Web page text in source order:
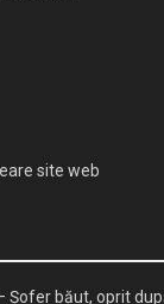
site web
Șofer băut, oprit